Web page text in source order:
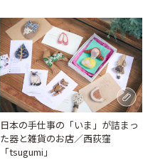
日本の手仕事の「いま」が詰まっ
た器と雑貨のお店／西荻窪
「tsugumi」